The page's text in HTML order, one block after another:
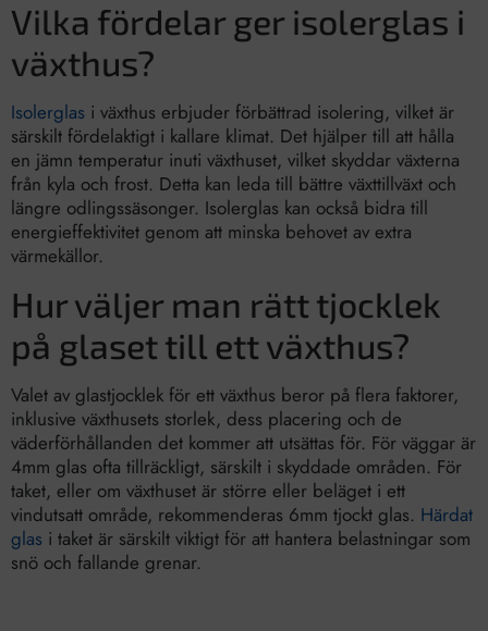
Vilka fördelar ger isolerglas i
växthus?
Isolerglas i växthus erbjuder förbättrad isolering, vilket är
särskilt fördelaktigt i kallare klimat. Det hjälper till att hålla
en jämn temperatur inuti växthuset, vilket skyddar växterna
från kyla och frost. Detta kan leda till bättre växttillväxt och
längre odlingssäsonger. Isolerglas kan också bidra till
energieffektivitet genom att minska behovet av extra
värmekällor.
Hur väljer man rätt tjocklek
på glaset till ett växthus?
Valet av glastjocklek för ett växthus beror på flera faktorer,
inklusive växthusets storlek, dess placering och de
väderförhållanden det kommer att utsättas för. För väggar är
4mm glas ofta tillräckligt, särskilt i skyddade områden. För
taket, eller om växthuset är större eller beläget i ett
vindutsatt område, rekommenderas 6mm tjockt glas. Härdat
glas i taket är särskilt viktigt för att hantera belastningar som
snö och fallande grenar.